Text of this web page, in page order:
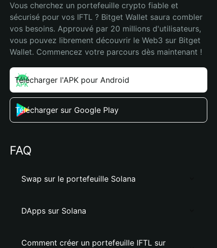
Vous cherchez un portefeuille crypto fiable et
sécurisé pour vos IFTL ? Bitget Wallet saura combler
vos besoins. Approuvé par 20 millions d'utilisateurs,
vous pouvez librement découvrir le Web3 sur Bitget
Wallet. Commencez votre parcours dès maintenant !
Télécharger l'APK pour Android
Télécharger sur Google Play
FAQ
Swap sur le portefeuille Solana
DApps sur Solana
Comment créer un portefeuille IFTL sur